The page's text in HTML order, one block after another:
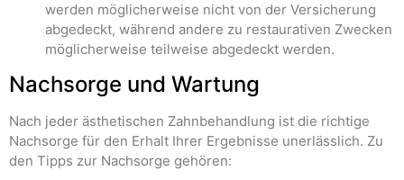
werden möglicherweise nicht von der Versicherung
abgedeckt, während andere zu restaurativen Zwecken
möglicherweise teilweise abgedeckt werden.
Nachsorge und Wartung
Nach jeder ästhetischen Zahnbehandlung ist die richtige
Nachsorge für den Erhalt Ihrer Ergebnisse unerlässlich. Zu
den Tipps zur Nachsorge gehören: